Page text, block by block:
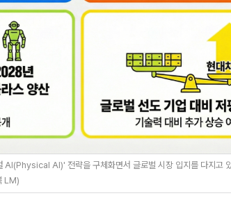
AI)' 전략을 구체화면서 글로벌 시장 입지를 다지고
LM)